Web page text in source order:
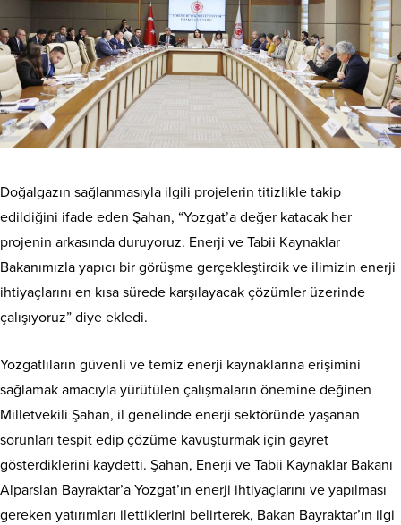
Doğalgazın sağlanmasıyla ilgili projelerin titizlikle takip
edildiğini ifade eden Şahan, “Yozgat’a değer katacak her
projenin arkasında duruyoruz. Enerji ve Tabii Kaynaklar
Bakanımızla yapıcı bir görüşme gerçekleştirdik ve ilimizin enerji
ihtiyaçlarını en kısa sürede karşılayacak çözümler üzerinde
çalışıyoruz” diye ekledi.
Yozgatlıların güvenli ve temiz enerji kaynaklarına erişimini
sağlamak amacıyla yürütülen çalışmaların önemine değinen
Milletvekili Şahan, il genelinde enerji sektöründe yaşanan
sorunları tespit edip çözüme kavuşturmak için gayret
gösterdiklerini kaydetti. Şahan, Enerji ve Tabii Kaynaklar Bakanı
Alparslan Bayraktar’a Yozgat’ın enerji ihtiyaçlarını ve yapılması
gereken yatırımları ilettiklerini belirterek, Bakan Bayraktar’ın ilgi